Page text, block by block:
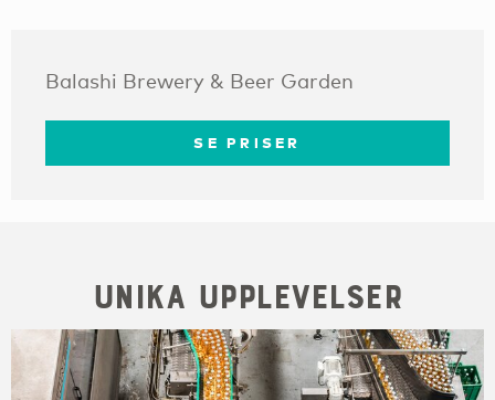
Balashi Brewery & Beer Garden
SE PRISER
Unika upplevelser